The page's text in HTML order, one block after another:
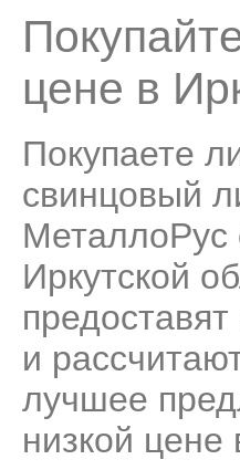
цене в
Покупаете
свинцовый
МеталлоРус
Иркутской
и
лучшее
низкой цене